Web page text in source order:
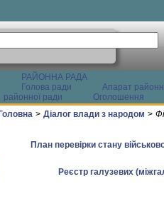
РАЙОННА РАДА
Голова ради
Апарат
районної ради
Оголошення
Головна > Діалог влади з народом >
План перевірки стану
Реєстр галузевих